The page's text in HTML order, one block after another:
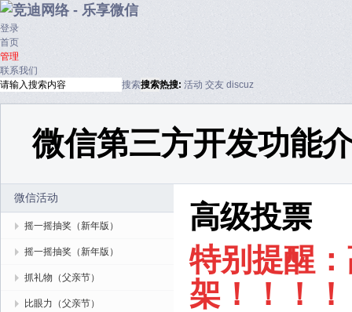
登录
首页
管理
联系我们
搜索搜索热搜: 活动 交友 discuz
微信第三方开发功能
微信活动
摇一摇抽奖（新年版）
摇一摇抽奖（新年版）
抓礼物（父亲节）
比眼力（父亲节）
高级投票
特别提醒
架！！！